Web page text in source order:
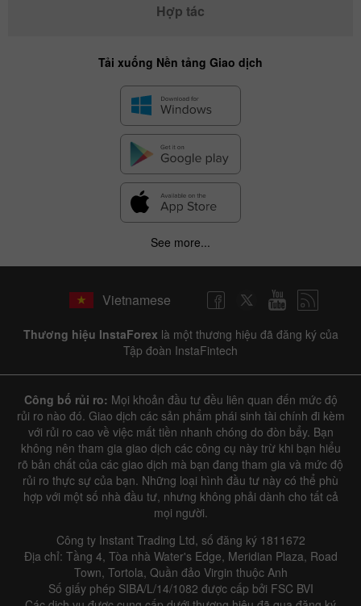
Hợp tác
Tải xuống Nền tảng Giao dịch
See more...
Vietnamese
Thương hiệu InstaForex là một thương hiệu đã đăng ký của
Tập đoàn InstaFintech
Công bố rủi ro: Mọi khoản đầu tư đều liên quan đến mức độ
rủi ro nào đó. Giao dịch các sản phẩm phái sinh tài chính đi kèm
với rủi ro cao về việc mất tiền nhanh chóng do đòn bẩy. Bạn
không nên tham gia giao dịch các công cụ này trừ khi bạn hiểu
rõ bản chất của các giao dịch mà bạn đang tham gia và mức độ
rủi ro thực sự của bạn. Những loại hình đầu tư này có thể phù
hợp với một số nhà đầu tư, nhưng không phải dành cho tất cả
mọi người.
Công ty Instant Trading Ltd, số đăng ký 1811672
Địa chỉ: Tầng 4, Tòa nhà Water's Edge, Meridian Plaza, Road
Town, Tortola, Quần đảo Virgin thuộc Anh
Số giấy phép SIBA/L/14/1082 được cấp bởi FSC BVI